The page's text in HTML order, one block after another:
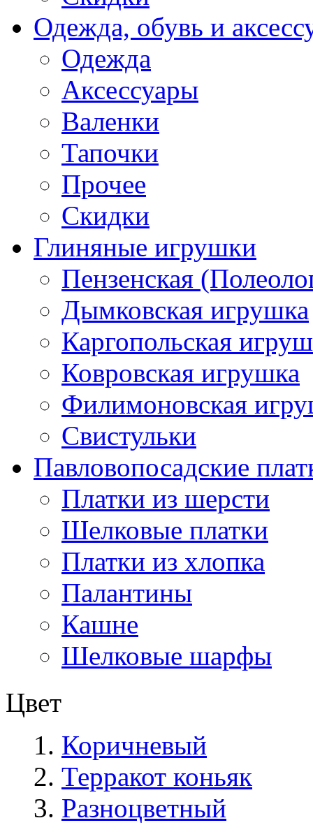
Одежда, обувь и
Одежда
Аксессуары
Валенки
Тапочки
Прочее
Скидки
Глиняные игрушки
Пензенская
Дымковская игрушка
Каргопольская
Ковровская игрушка
Филимоновская
Свистульки
Павловопосадские
Платки из шерсти
Шелковые платки
Платки из хлопка
Палантины
Кашне
Шелковые шарфы
Цвет
Коричневый
Терракот коньяк
Разноцветный